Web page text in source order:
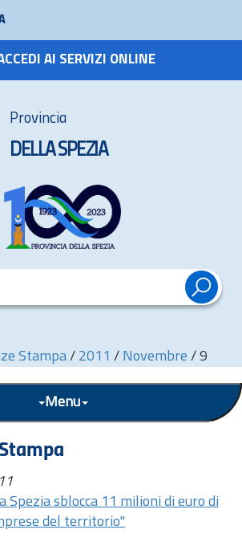
AI SERVIZI ONLINE
Provincia
DELLA SPEZIA
Stampa / 2011 / Novembre / 9
Menu
Spezia sblocca 11 milioni di euro di
del territorio"